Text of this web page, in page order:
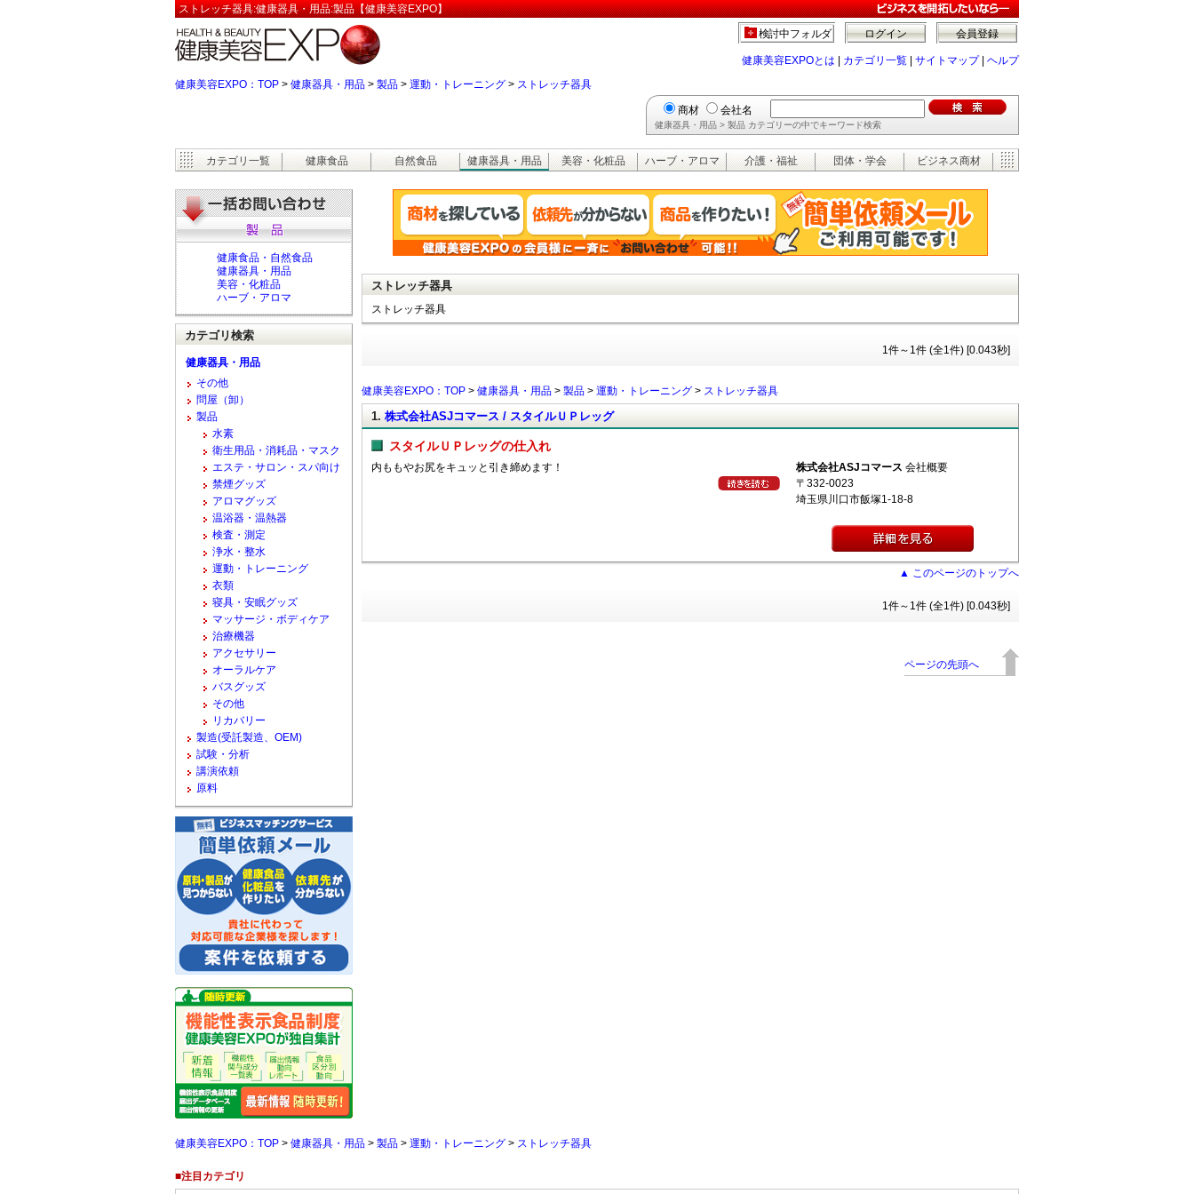
ストレッチ器具:健康器具・用品:製品【健康美容EXPO】
会員登録
ログイン
検討中フォルダ
健康美容EXPOとは カテゴリ一覧 サイトマップ| ヘルプ
健康美容EXPO：TOP > 健康器具・用品 > 製品 > 運動・トレーニング > ストレッチ器具
商材 会社名
健康器具・用品 > 製品 カテゴリーの中でキーワード検索
カテゴリ一覧 健康食品 自然食品 健康器具・用品 美容・化粧品 ハーブ・アロマ 介護・福祉 団体・学会 ビジネス商材
ストレッチ器具
ストレッチ器具
1件～1件 (全1件) [0.043秒]
健康美容EXPO：TOP > 健康器具・用品 > 製品 > 運動・トレーニング > ストレッチ器具
1. 株式会社ASJコマース / スタイルＵＰレッグ
スタイルＵＰレッグの仕入れ
内ももやお尻をキュッと引き締めます！ 株式会社ASJコマース 会社概要
〒332-0023
埼玉県川口市飯塚1-18-8
▲ このページのトップへ
1件～1件 (全1件) [0.043秒]
ページの先頭へ
健康食品・自然食品
健康器具・用品
美容・化粧品
ハーブ・アロマ
カテゴリ検索
健康器具・用品
その他
問屋（卸）
製品
水素
衛生用品・消耗品・マスク
エステ・サロン・スパ向け
禁煙グッズ
アロマグッズ
温浴器・温熱器
検査・測定
浄水・整水
運動・トレーニング
衣類
寝具・安眠グッズ
マッサージ・ボディケア
治療機器
アクセサリー
オーラルケア
バスグッズ
その他
リカバリー
製造(受託製造、OEM)
試験・分析
講演依頼
原料
健康美容EXPO：TOP > 健康器具・用品 > 製品 > 運動・トレーニング > ストレッチ器具
■注目カテゴリ